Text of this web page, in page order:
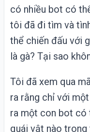
có nhiều bot có
tôi đã đi tìm và
thể chiến đấu với
là gà? Tại sao
Tôi đã xem qua
ra rằng chỉ với
ra một con bot có
quái vật nào